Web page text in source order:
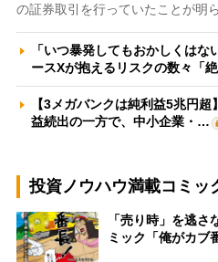
の証券取引を行っていたことが明
「いつ暴発してもおかしくは
ースXが抱えるリスクの数々「
【3メガバンクは純利益5兆円
益続出の一方で、中小企業・…
投資ノウハウ満載コミッ
「売り時」を逃
ミック「俺がカブ